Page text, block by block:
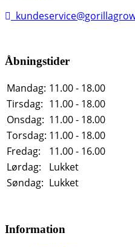
Åbningstider
Mandag: 11.00 - 18.00
Tirsdag: 11.00 - 18.00
Onsdag: 11.00 - 18.00
Torsdag: 11.00 - 18.00
Fredag:
11.00 - 16.00
Lørdag:
Lukket
Søndag: Lukket
Information